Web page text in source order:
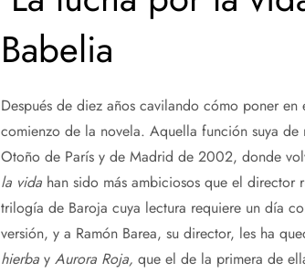
Babelia
Después de diez años cavilando cómo poner en
comienzo de la novela. Aquella función suya de
Otoño de París y de Madrid de 2002, donde
la vidahan sido más ambiciosos que el director
trilogía de Baroja cuya lectura requiere un día
versión, y a Ramón Barea, su director, les ha
hierbay Aurora Roja, que el de la primera de